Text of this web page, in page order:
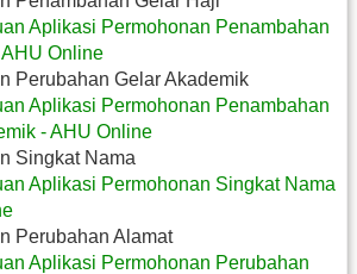
Aplikasi Permohonan Penambahan
Online
Perubahan Gelar Akademik
Aplikasi Permohonan Penambahan
- AHU Online
Singkat Nama
Aplikasi Permohonan Singkat Nama
Perubahan Alamat
Aplikasi Permohonan Perubahan